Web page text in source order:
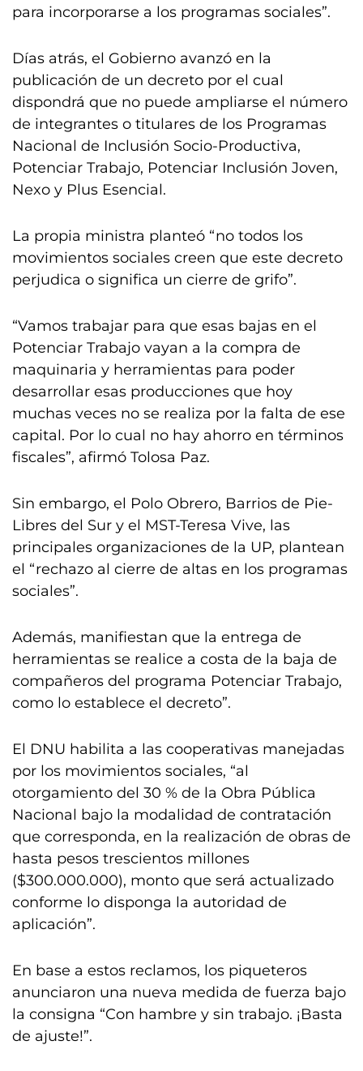
para incorporarse a los programas sociales”.
Días atrás, el Gobierno avanzó en la
publicación de un decreto por el cual
dispondrá que no puede ampliarse el número
de integrantes o titulares de los Programas
Nacional de Inclusión Socio-Productiva,
Potenciar Trabajo, Potenciar Inclusión Joven,
Nexo y Plus Esencial.
La propia ministra planteó “no todos los
movimientos sociales creen que este decreto
perjudica o significa un cierre de grifo”.
“Vamos trabajar para que esas bajas en el
Potenciar Trabajo vayan a la compra de
maquinaria y herramientas para poder
desarrollar esas producciones que hoy
muchas veces no se realiza por la falta de ese
capital. Por lo cual no hay ahorro en términos
fiscales”, afirmó Tolosa Paz.
Sin embargo, el Polo Obrero, Barrios de Pie-
Libres del Sur y el MST-Teresa Vive, las
principales organizaciones de la UP, plantean
el “rechazo al cierre de altas en los programas
sociales”.
Además, manifiestan que la entrega de
herramientas se realice a costa de la baja de
compañeros del programa Potenciar Trabajo,
como lo establece el decreto”.
El DNU habilita a las cooperativas manejadas
por los movimientos sociales, “al
otorgamiento del 30 % de la Obra Pública
Nacional bajo la modalidad de contratación
que corresponda, en la realización de obras de
hasta pesos trescientos millones
($300.000.000), monto que será actualizado
conforme lo disponga la autoridad de
aplicación”.
En base a estos reclamos, los piqueteros
anunciaron una nueva medida de fuerza bajo
la consigna “Con hambre y sin trabajo. ¡Basta
de ajuste!”.